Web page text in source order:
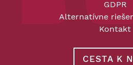
GDPR
Alternatívne
Kontakt
CESTA K